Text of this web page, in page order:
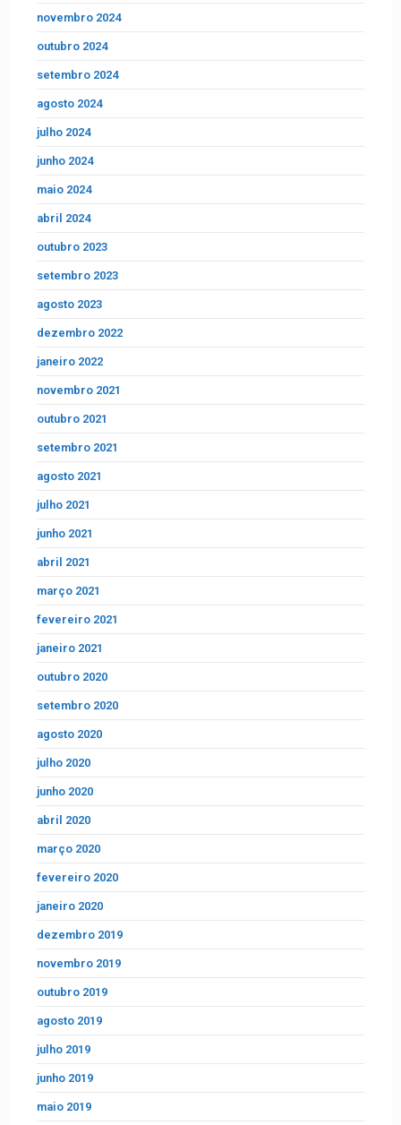
novembro 2024
outubro 2024
setembro 2024
agosto 2024
julho 2024
junho 2024
maio 2024
abril 2024
outubro 2023
setembro 2023
agosto 2023
dezembro 2022
janeiro 2022
novembro 2021
outubro 2021
setembro 2021
agosto 2021
julho 2021
junho 2021
abril 2021
março 2021
fevereiro 2021
janeiro 2021
outubro 2020
setembro 2020
agosto 2020
julho 2020
junho 2020
abril 2020
março 2020
fevereiro 2020
janeiro 2020
dezembro 2019
novembro 2019
outubro 2019
agosto 2019
julho 2019
junho 2019
maio 2019